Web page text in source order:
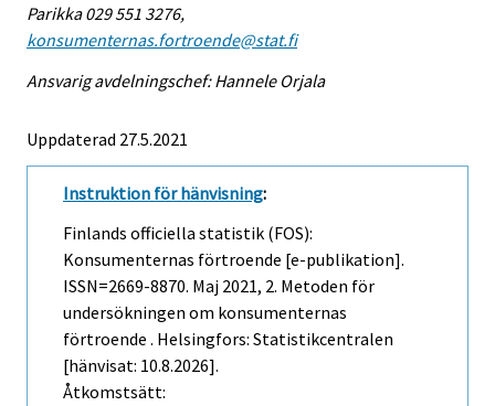
Parikka 029 551 3276,
konsumenternas.fortroende@stat.fi
Ansvarig avdelningschef: Hannele Orjala
Uppdaterad 27.5.2021
Instruktion för hänvisning:
Finlands officiella statistik (FOS):
Konsumenternas förtroende [e-publikation].
ISSN=2669-8870. Maj 2021, 2. Metoden för
undersökningen om konsumenternas
förtroende . Helsingfors: Statistikcentralen
[hänvisat: 10.8.2026].
Åtkomstsätt: